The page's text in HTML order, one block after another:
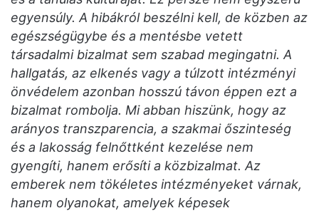
egyensúly. A hibákról beszélni kell, de közben az
egészségügybe és a mentésbe vetett
társadalmi bizalmat sem szabad megingatni. A
hallgatás, az elkenés vagy a túlzott intézményi
önvédelem azonban hosszú távon éppen ezt a
bizalmat rombolja. Mi abban hiszünk, hogy az
arányos transzparencia, a szakmai őszinteség
és a lakosság felnőttként kezelése nem
gyengíti, hanem erősíti a közbizalmat. Az
emberek nem tökéletes intézményeket várnak,
hanem olyanokat, amelyek képesek